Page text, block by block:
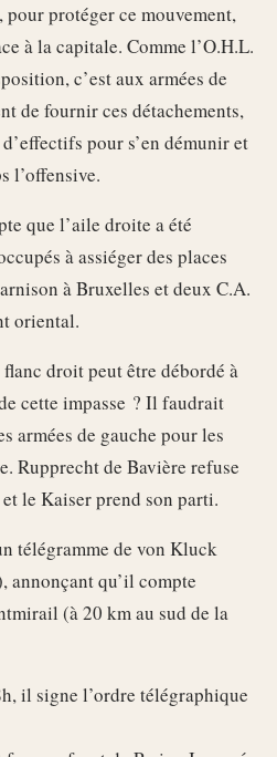
protéger ce mouvement,
à la capitale. Comme l’O.H.L.
c’est aux armées de
de fournir ces détachements,
pour s’en démunir et
l’offensive.
que l’aile droite a été
à assiéger des places
à Bruxelles et deux C.A.
oriental.
droit peut être débordé à
cette impasse ? Il faudrait
armées de gauche pour les
Rupprecht de Bavière refuse
le Kaiser prend son parti.
télégramme de von Kluck
annonçant qu’il compte
(à 20 km au sud de la
il signe l’ordre télégraphique